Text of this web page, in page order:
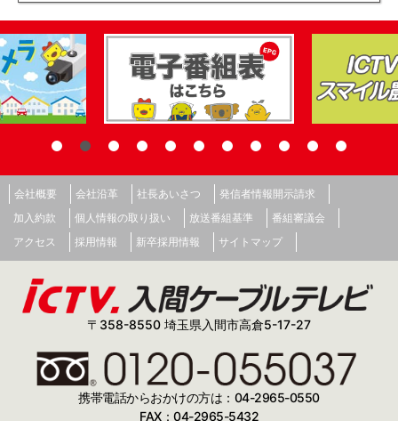
会社概要 会社沿革 社長あいさつ
発信者情報開示請求
加入約款
個人情報の取り扱い 放送番組基準
番組審議会
アクセス
採用情報 新卒採用情報 サイトマップ
〒358-8550 埼玉県入間市高倉5-17-27
携帯電話からおかけの方は：04-2965-0550
FAX：04-2965-5432